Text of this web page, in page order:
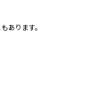
あります。